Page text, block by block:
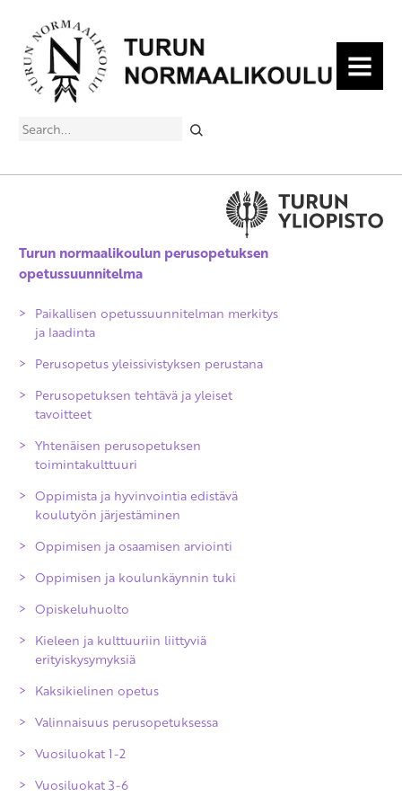
MENU
Search
Turun normaalikoulun perusopetuksen
opetussuunnitelma
Paikallisen opetussuunnitelman merkitys
ja laadinta
Perusopetus yleissivistyksen perustana
Perusopetuksen tehtävä ja yleiset
tavoitteet
Yhtenäisen perusopetuksen
toimintakulttuuri
Oppimista ja hyvinvointia edistävä
koulutyön järjestäminen
Oppimisen ja osaamisen arviointi
Arvioinnin yleiset periaatteet
Oppimisen ja osaamisen arviointi
Opinnoissa eteneminen
perusopetuksen aikana
Kuudennen luokan kevään arviointi
Perusopetuksen päättöarviointi
Poissaolojen vaikutukset arviointiin
Arvioinnin uusiminen ja oikaisu
Oppimisen ja koulunkäynnin tuki
Opiskeluhuolto
Kieleen ja kulttuuriin liittyviä
erityiskysymyksiä
Kaksikielinen opetus
Valinnaisuus perusopetuksessa
Vuosiluokat 1-2
Äidinkieli ja kirjallisuus 1-2
Vuosiluokat 3-6